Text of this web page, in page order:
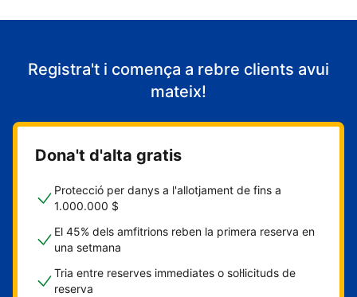
Registra't i comença a rebre clients avui
mateix!
Dona't d'alta gratis
Protecció per danys a l'allotjament de fins a
1.000.000 $
El 45% dels amfitrions reben la primera reserva en
una setmana
Tria entre reserves immediates o sol·licituds de
reserva